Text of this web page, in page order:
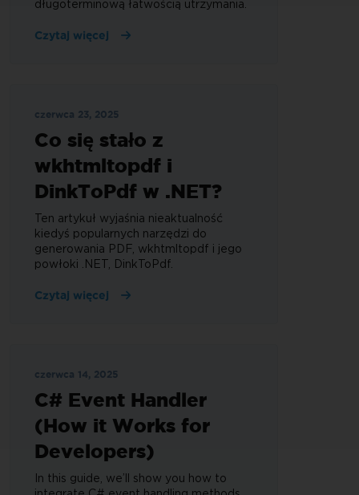
długoterminową łatwością utrzymania.
Czytaj więcej
czerwca 23, 2025
Co się stało z
wkhtmltopdf i
DinkToPdf w .NET?
Ten artykuł wyjaśnia nieaktualność
kiedyś popularnych narzędzi do
generowania PDF, wkhtmltopdf i jego
powłoki .NET, DinkToPdf.
Czytaj więcej
czerwca 14, 2025
C# Event Handler
(How it Works for
Developers)
In this guide, we’ll show you how to